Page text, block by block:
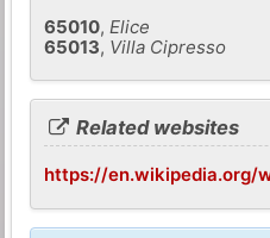
65010, Elice
65013, Villa Cipresso
Related websites
https://en.wikipedia.org/